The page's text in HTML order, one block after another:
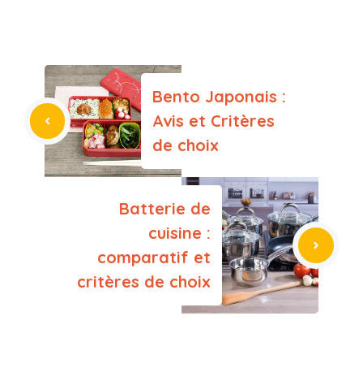
Bento Japonais :
Avis et Critères
de choix
Batterie de
cuisine :
comparatif et
critères de choix